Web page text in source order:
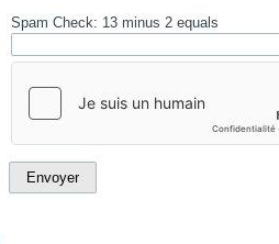
Spam Check: 13 minus 2 equals
Envoyer